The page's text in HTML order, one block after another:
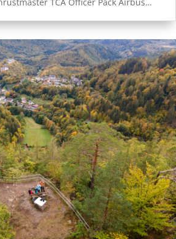
TCA Officer Pack Airbus…